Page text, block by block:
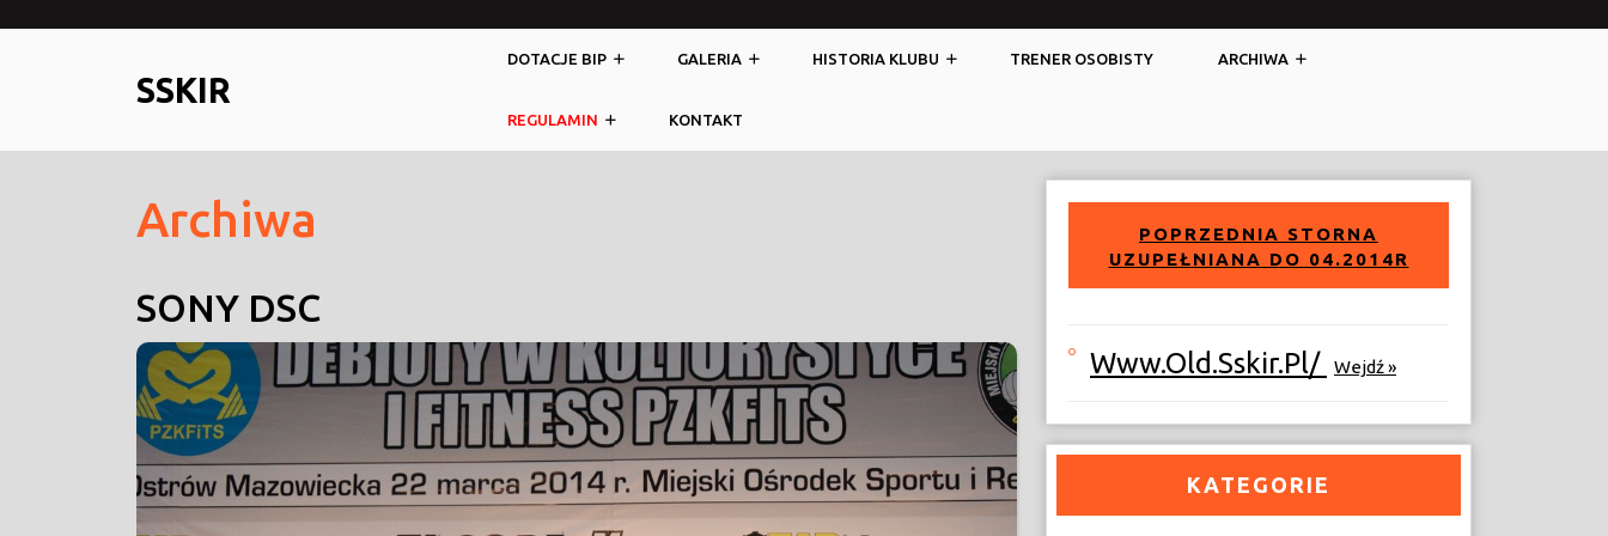
SSKIR
DOTACJE BIP GALERIA HISTORIA KLUBU TRENER OSOBISTY ARCHIWA
REGULAMIN KONTAKT
Archiwa
SONY DSC
POPRZEDNIA STORNA
UZUPEŁNIANA DO 04.2014R
Www.old.sskir.pl/ Wejdź »
KATEGORIE